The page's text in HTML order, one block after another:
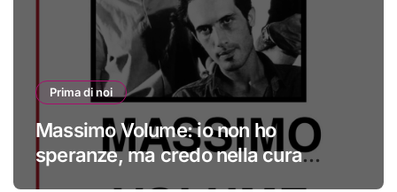
Prima di noi
Massimo Volume: io non ho
speranze, ma credo nella cura